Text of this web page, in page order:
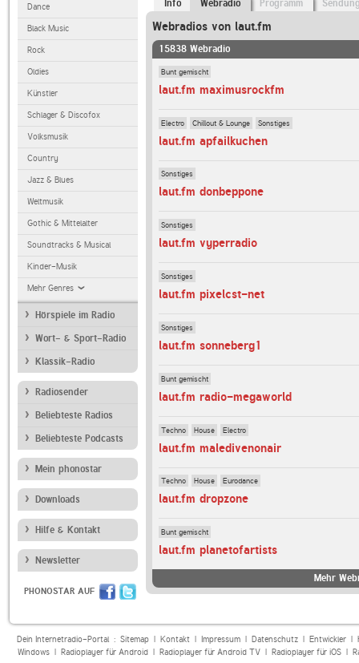
Dance
Black Music
Rock
Oldies
Künstler
Schlager & Discofox
Volksmusik
Country
Jazz & Blues
Weltmusik
Gothic & Mittelalter
Soundtracks & Musical
Kinder-Musik
Mehr Genres
Hörspiele im Radio
Wort- & Sport-Radio
Klassik-Radio
Radiosender
Beliebteste Radios
Beliebteste Podcasts
Mein phonostar
Downloads
Hilfe & Kontakt
Newsletter
PHONOSTAR AUF
Info Webradio Programm
Webradios von laut.fm
15838 Webradio
Bunt gemischt
laut.fm maximusrockfm
Electro Chillout & Lounge Sonstiges
laut.fm apfailkuchen
Sonstiges
laut.fm donbeppone
Sonstiges
laut.fm vyperradio
Sonstiges
laut.fm pixelcst-net
Sonstiges
laut.fm sonneberg1
Bunt gemischt
laut.fm radio-megaworld
Techno House Electro
laut.fm maledivenonair
Techno House Eurodance
laut.fm dropzone
Bunt gemischt
laut.fm planetofartists
Mehr
Dein Internetradio-Portal : Sitemap| Kontakt| Impressum| Datenschutz| Entwickler|
Windows| Radioplayer für Android| Radioplayer für Android TV| Radioplayer für iOS|